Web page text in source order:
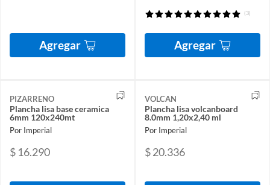
Agregar
(3)
Agregar
PIZARRENO
Plancha lisa base ceramica
6mm 120x240mt
Por Imperial
$ 16.290
VOLCAN
Plancha lisa volcanboard
8.0mm 1,20x2,40 ml
Por Imperial
$ 20.336